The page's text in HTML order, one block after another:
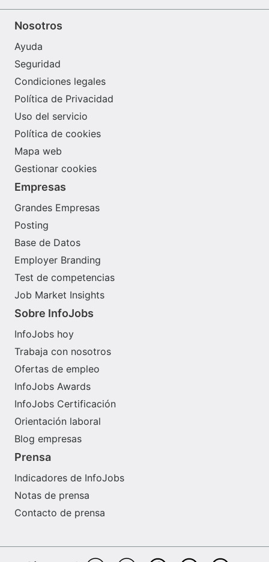
Nosotros
Ayuda
Seguridad
Condiciones legales
Política de Privacidad
Uso del servicio
Política de cookies
Mapa web
Gestionar cookies
Empresas
Grandes Empresas
Posting
Base de Datos
Employer Branding
Test de competencias
Job Market Insights
Sobre InfoJobs
InfoJobs hoy
Trabaja con nosotros
Ofertas de empleo
InfoJobs Awards
InfoJobs Certificación
Orientación laboral
Blog empresas
Prensa
Indicadores de InfoJobs
Notas de prensa
Contacto de prensa